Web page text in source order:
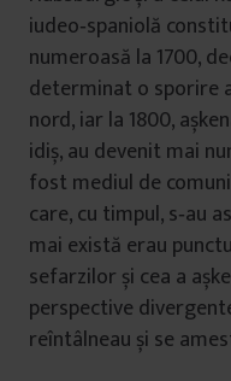
iudeo‑spaniolă
numeroasă la 1700,
determinat o sporire
nord, iar la 1800,
idiș, au devenit mai
fost mediul de
care, cu timpul, s‑au
mai există erau
sefarzilor și cea a
perspective
reîntâlneau și se